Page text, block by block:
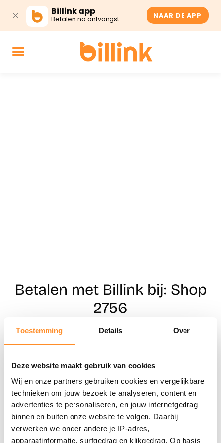
Toestemming Details Over
Deze website maakt gebruik van cookies
Wij en onze partners gebruiken cookies en vergelijkbare
technieken om jouw bezoek te analyseren, content en
advertenties te personaliseren, en jouw internetgedrag
binnen en buiten onze website te volgen. Daarbij
verwerken we onder andere je IP-adres,
apparaatinformatie, surfgedrag en klikgedrag. Op basis
Billink app
Betalen na ontvangst NAAR DE APP
Betalen met Billink bij: Shop
2756
Naar winkels